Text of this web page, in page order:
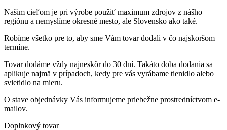
Našim cieľom je pri výrobe použiť maximum zdrojov z nášho
regiónu a nemyslíme okresné mesto, ale Slovensko ako také.
Robíme všetko pre to, aby sme Vám tovar dodali v čo najskoršom
termíne.
Tovar dodáme vždy najneskôr do 30 dní. Takáto doba dodania sa
aplikuje najmä v prípadoch, kedy pre vás vyrábame tienidlo alebo
svietidlo na mieru.
O stave objednávky Vás informujeme priebežne prostredníctvom e-
mailov.
Doplnkový tovar